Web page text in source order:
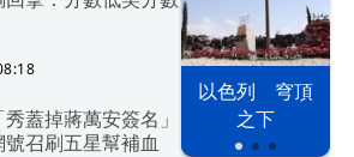
之下
台股投資熱
蓋掉蔣萬安簽名」
召刷五星幫補血